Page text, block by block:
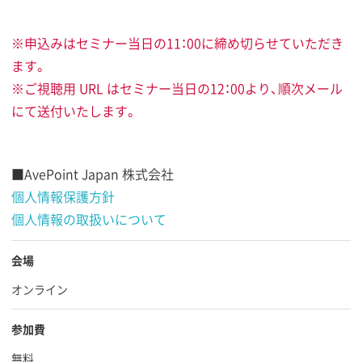
※申込みはセミナー当日の11：00に締め切らせていただき
ます。
※ご視聴用 URL はセミナー当日の12：00より、順次メール
にて送付いたします。
■AvePoint Japan 株式会社
個人情報保護方針
個人情報の取扱いについて
会場
オンライン
参加費
無料